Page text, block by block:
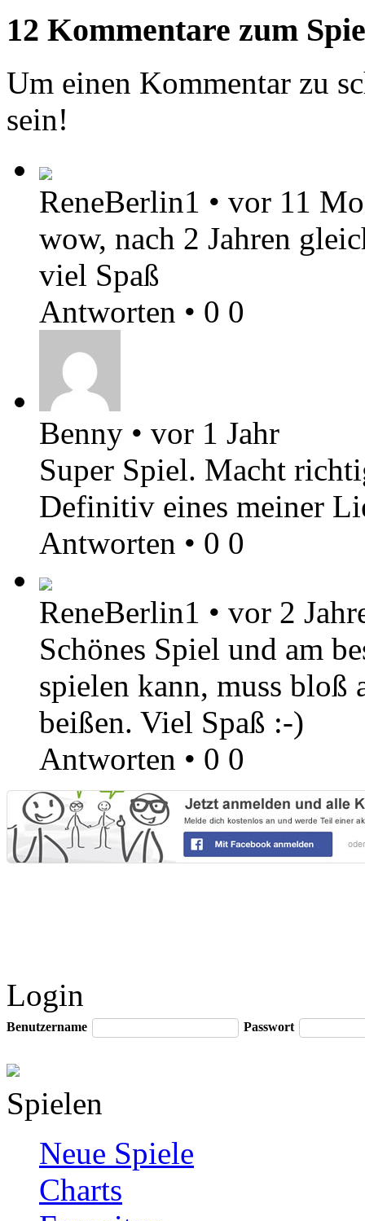
12 Kommentare zum
Um einen Kommentar zu
sein!
ReneBerlin1 • vor 11
wow, nach 2 Jahren
viel Spaß
Antworten • 0 0
Benny • vor 1 Jahr
Super Spiel. Macht
Definitiv eines meiner
Antworten • 0 0
ReneBerlin1 • vor 2
Schönes Spiel und am
spielen kann, muss bloß
beißen. Viel Spaß :-)
Antworten • 0 0
Login
Benutzername Passwort
Spielen
Neue Spiele
Charts